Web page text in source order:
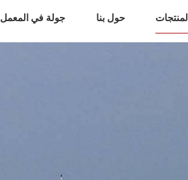
المنتجات حول بنا جولة في المعمل